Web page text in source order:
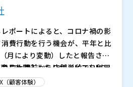
ポートによると、コロナ禍の影
費行動を行う機会が、平年と比
月により変動）したと報告され
品を購入したりサービスを利用
、消費者の行動は大きく変化し
ロナ禍前から店舗単位でLINE
、 新規のお客様の獲得やリピ
顧客体験）